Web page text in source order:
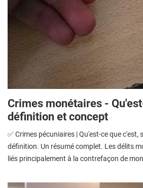
Crimes monétaires -
définition et concept
✅ Crimes pécuniaires | Qu'est-ce que c'est,
définition. Un résumé complet. Les délits
liés principalement à la contrefaçon de